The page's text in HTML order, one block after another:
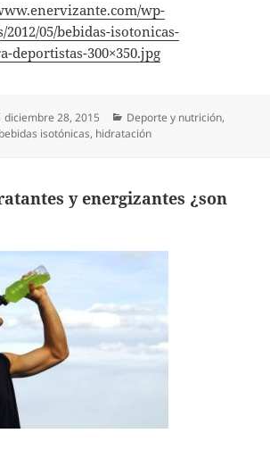
wp-
05/bebidas-isotonicas-
deportistas-300×350.jpg
Publicado
el
diciembre 28, 2015 Categorías
Deporte y nutrición,
Etiquetas
bebidas isotónicas, hidratación
y energizantes ¿son